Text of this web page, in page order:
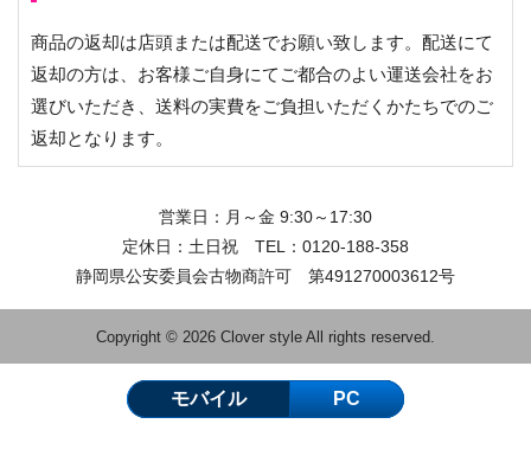
商品の返却は店頭または配送でお願い致します。配送にて
返却の方は、お客様ご自身にてご都合のよい運送会社をお
選びいただき、送料の実費をご負担いただくかたちでのご
返却となります。
営業日：月～金 9:30～17:30
定休日：土日祝 TEL： 0120-188-358
静岡県公安委員会古物商許可 第491270003612号
Copyright © 2026 Clover style All rights reserved.
モバイル PC